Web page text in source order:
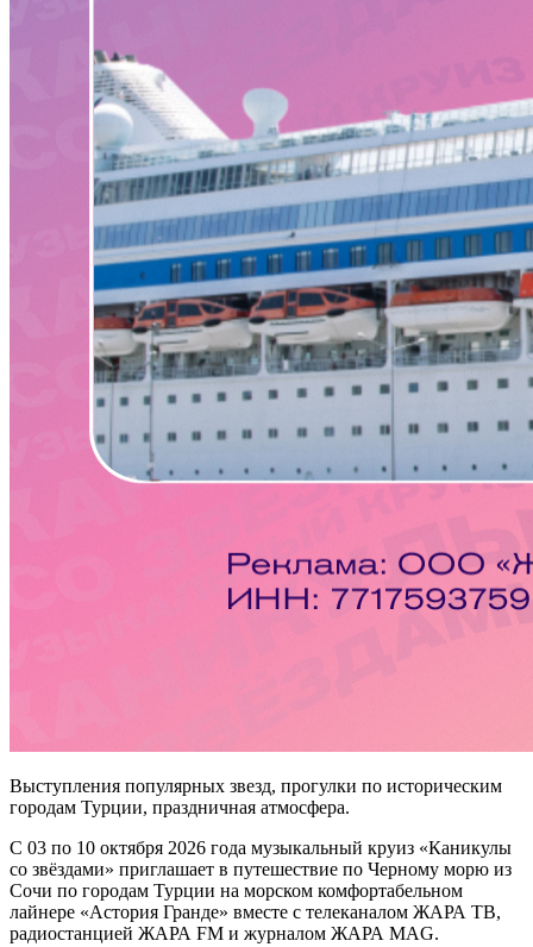
Выступления популярных звезд, прогулки по историческим
городам Турции, праздничная атмосфера.
С 03 по 10 октября 2026 года музыкальный круиз «Каникулы
со звёздами» приглашает в путешествие по Черному морю из
Сочи по городам Турции на морском комфортабельном
лайнере «Астория Гранде» вместе с телеканалом ЖАРА ТВ,
радиостанцией ЖАРА FM и журналом ЖАРА MAG.